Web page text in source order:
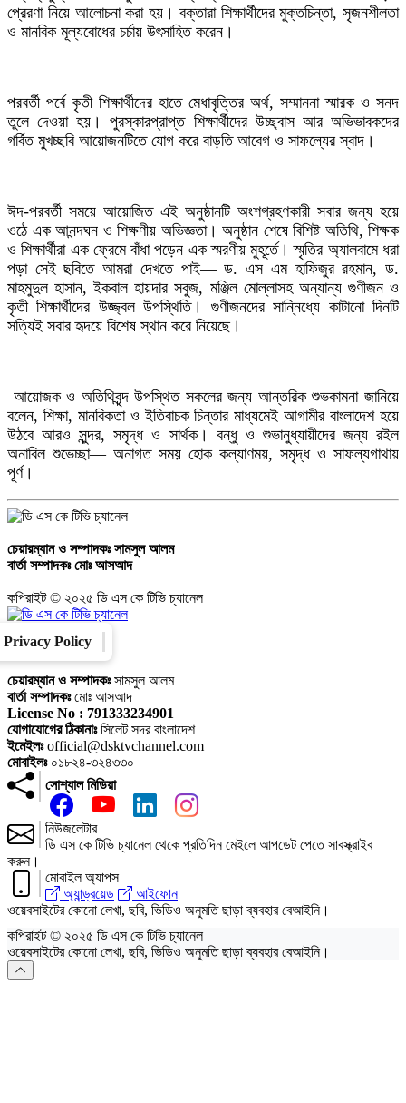
প্রেরণা নিয়ে আলোচনা করা হয়। বক্তারা শিক্ষার্থীদের মুক্তচিন্তা, সৃজনশীলতা
ও মানবিক মূল্যবোধের চর্চায় উৎসাহিত করেন।
পরবর্তী পর্বে কৃতী শিক্ষার্থীদের হাতে মেধাবৃত্তির অর্থ, সম্মাননা স্মারক ও সনদ
তুলে দেওয়া হয়। পুরস্কারপ্রাপ্ত শিক্ষার্থীদের উচ্ছ্বাস আর অভিভাবকদের
গর্বিত মুখচ্ছবি আয়োজনটিতে যোগ করে বাড়তি আবেগ ও সাফল্যের স্বাদ।
ঈদ-পরবর্তী সময়ে আয়োজিত এই অনুষ্ঠানটি অংশগ্রহণকারী সবার জন্য হয়ে
ওঠে এক আনন্দঘন ও শিক্ষণীয় অভিজ্ঞতা। অনুষ্ঠান শেষে বিশিষ্ট অতিথি, শিক্ষক
ও শিক্ষার্থীরা এক ফ্রেমে বাঁধা পড়েন এক স্মরণীয় মুহূর্তে। স্মৃতির অ্যালবামে ধরা
পড়া সেই ছবিতে আমরা দেখতে পাই— ড. এস এম হাফিজুর রহমান, ড.
মাহমুদুল হাসান, ইকবাল হায়দার সবুজ, মঞ্জিল মোল্লাসহ অন্যান্য গুণীজন ও
কৃতী শিক্ষার্থীদের উজ্জ্বল উপস্থিতি। গুণীজনদের সান্নিধ্যে কাটানো দিনটি
সত্যিই সবার হৃদয়ে বিশেষ স্থান করে নিয়েছে।
আয়োজক ও অতিথিবৃন্দ উপস্থিত সকলের জন্য আন্তরিক শুভকামনা জানিয়ে
বলেন, শিক্ষা, মানবিকতা ও ইতিবাচক চিন্তার মাধ্যমেই আগামীর বাংলাদেশ হয়ে
উঠবে আরও সুন্দর, সমৃদ্ধ ও সার্থক। বন্ধু ও শুভানুধ্যায়ীদের জন্য রইল
অনাবিল শুভেচ্ছা— অনাগত সময় হোক কল্যাণময়, সমৃদ্ধ ও সাফল্যগাথায়
পূর্ণ।
চেয়ারম্যান ও সম্পাদকঃসামসুল আলম
বার্তা সম্পাদকঃমোঃ আসআদ
কপিরাইট © ২০২৫ ডি এস কে টিভি চ্যানেল
Privacy Policy
চেয়ারম্যান ও সম্পাদকঃসামসুল আলম
বার্তা সম্পাদকঃমোঃ আসআদ
License No : 791333234901
যোগাযোগের ঠিকানাঃসিলেট সদর বাংলাদেশ
ইমেইলঃofficial@dsktvchannel.com
মোবাইলঃ০১৮২৪-৩২৪৩৩০
সোশ্যাল মিডিয়া
নিউজলেটার
ডি এস কে টিভি চ্যানেল থেকে প্রতিদিন মেইলে আপডেট পেতে সাবস্ক্রাইব
করুন।
মোবাইল অ্যাপস
অ্যান্ড্রয়েড
আইফোন
ওয়েবসাইটের কোনো লেখা, ছবি, ভিডিও অনুমতি ছাড়া ব্যবহার বেআইনি।
কপিরাইট © ২০২৫ ডি এস কে টিভি চ্যানেল
ওয়েবসাইটের কোনো লেখা, ছবি, ভিডিও অনুমতি ছাড়া ব্যবহার বেআইনি।